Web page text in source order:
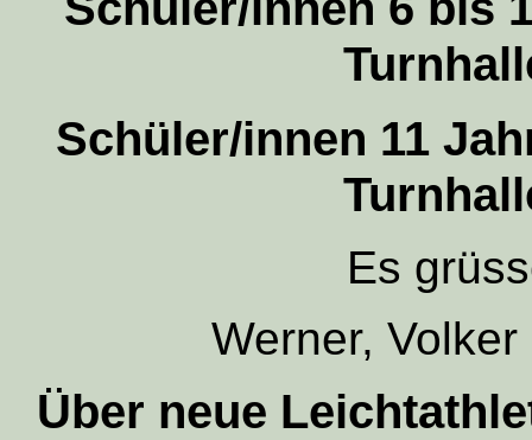
Schüler/innen 11
Es
Werner,
Über neue